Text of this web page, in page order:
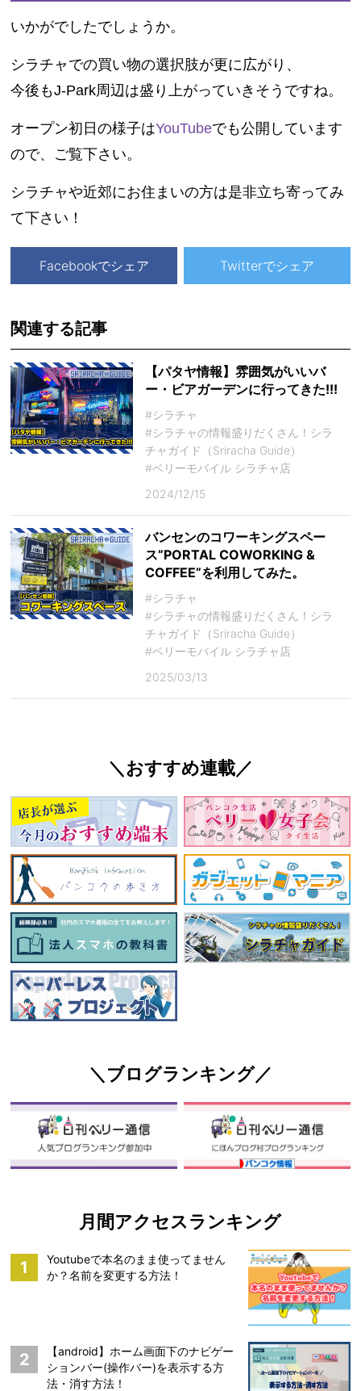
いかがでしたでしょうか。
シラチャでの買い物の選択肢が更に広がり、
今後もJ-Park周辺は盛り上がっていきそうですね。
オープン初日の様子はYouTubeでも公開しています
ので、ご覧下さい。
シラチャや近郊にお住まいの方は是非立ち寄ってみ
て下さい！
Facebookでシェア Twitterでシェア
関連する記事
【パタヤ情報】雰囲気がいいバ
ー・ビアガーデンに行ってきた!!!
#シラチャ
#シラチャの情報盛りだくさん！シラ
チャガイド（Sriracha Guide）
#ベリーモバイル シラチャ店
2024/12/15
バンセンのコワーキングスペー
ス”PORTAL COWORKING &
COFFEE”を利用してみた。
#シラチャ
#シラチャの情報盛りだくさん！シラ
チャガイド（Sriracha Guide）
#ベリーモバイル シラチャ店
2025/03/13
＼おすすめ連載／
＼ブログランキング／
月間アクセスランキング
1
Youtubeで本名のまま使ってません
か？名前を変更する方法！
2
【android】ホーム画面下のナビゲー
ションバー(操作バー)を表示する方
法・消す方法！